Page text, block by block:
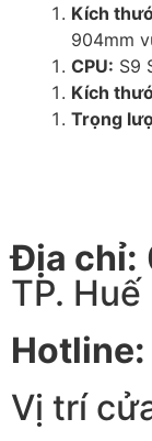
Kích
904mm
CPU: S9
Kích
Trọng
Địa chỉ:
TP. Huế
Hotline:
Vị trí